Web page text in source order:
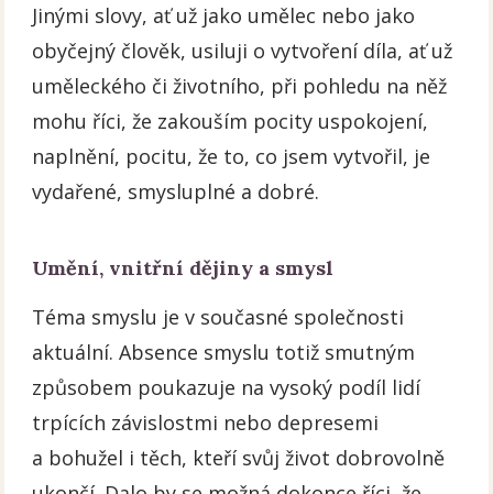
Jinými slovy, ať už jako umělec nebo jako
obyčejný člověk, usiluji o vytvoření díla, ať už
uměleckého či životního, při pohledu na něž
mohu říci, že zakouším pocity uspokojení,
naplnění, pocitu, že to, co jsem vytvořil, je
vydařené, smysluplné a dobré.
Umění, vnitřní dějiny a smysl
Téma smyslu je v současné společnosti
aktuální. Absence smyslu totiž smutným
způsobem poukazuje na vysoký podíl lidí
trpících závislostmi nebo depresemi
a bohužel i těch, kteří svůj život dobrovolně